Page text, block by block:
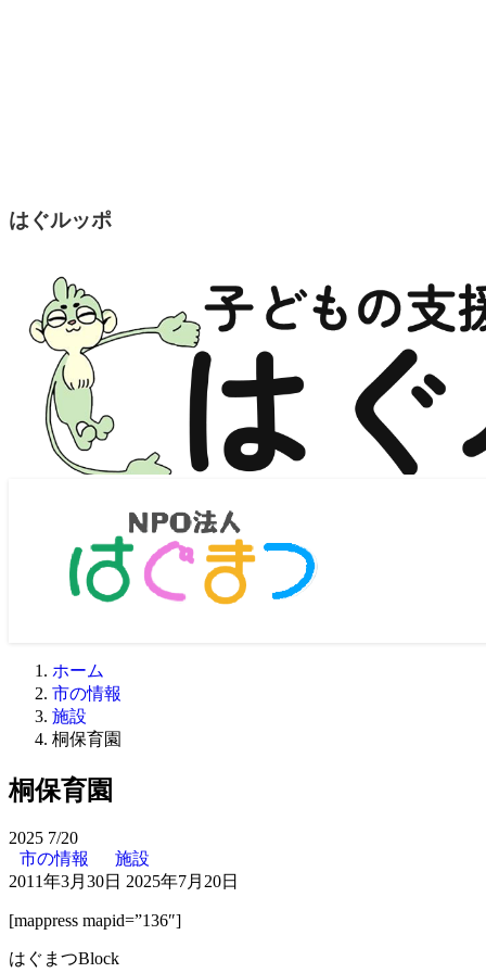
はぐルッポ
ホーム
市の情報
施設
桐保育園
桐保育園
2025 7/20
市の情報
施設
2011年3月30日 2025年7月20日
[mappress mapid=”136″]
はぐまつBlock